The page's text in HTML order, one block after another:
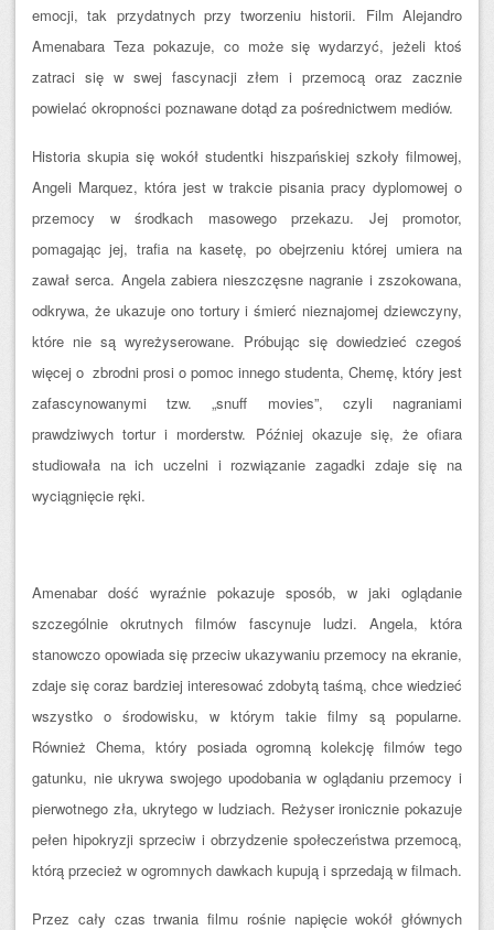
emocji, tak przydatnych przy tworzeniu historii. Film Alejandro
Amenabara Teza pokazuje, co może się wydarzyć, jeżeli ktoś
zatraci się w swej fascynacji złem i przemocą oraz zacznie
powielać okropności poznawane dotąd za pośrednictwem mediów.
Historia skupia się wokół studentki hiszpańskiej szkoły filmowej,
Angeli Marquez, która jest w trakcie pisania pracy dyplomowej o
przemocy w środkach masowego przekazu. Jej promotor,
pomagając jej, trafia na kasetę, po obejrzeniu której umiera na
zawał serca. Angela zabiera nieszczęsne nagranie i zszokowana,
odkrywa, że ukazuje ono tortury i śmierć nieznajomej dziewczyny,
które nie są wyreżyserowane. Próbując się dowiedzieć czegoś
więcej o zbrodni prosi o pomoc innego studenta, Chemę, który jest
zafascynowanymi tzw. „snuff movies”, czyli nagraniami
prawdziwych tortur i morderstw. Później okazuje się, że ofiara
studiowała na ich uczelni i rozwiązanie zagadki zdaje się na
wyciągnięcie ręki.
Amenabar dość wyraźnie pokazuje sposób, w jaki oglądanie
szczególnie okrutnych filmów fascynuje ludzi. Angela, która
stanowczo opowiada się przeciw ukazywaniu przemocy na ekranie,
zdaje się coraz bardziej interesować zdobytą taśmą, chce wiedzieć
wszystko o środowisku, w którym takie filmy są popularne.
Również Chema, który posiada ogromną kolekcję filmów tego
gatunku, nie ukrywa swojego upodobania w oglądaniu przemocy i
pierwotnego zła, ukrytego w ludziach. Reżyser ironicznie pokazuje
pełen hipokryzji sprzeciw i obrzydzenie społeczeństwa przemocą,
którą przecież w ogromnych dawkach kupują i sprzedają w filmach.
Przez cały czas trwania filmu rośnie napięcie wokół głównych